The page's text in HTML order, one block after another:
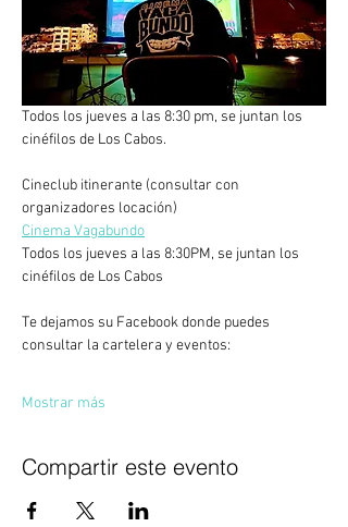
Todos los jueves a las 8:30 pm, se juntan los
cinéfilos de Los Cabos.
Cineclub itinerante (consultar con
organizadores locación)
Cinema Vagabundo
Todos los jueves a las 8:30PM, se juntan los
cinéfilos de Los Cabos
Te dejamos su Facebook donde puedes
consultar la cartelera y eventos:
Mostrar más
Compartir este evento